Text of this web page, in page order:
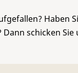
Haben
schicken Sie